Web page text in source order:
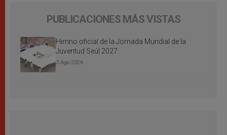
PUBLICACIONES MÁS VISTAS
Himno oficial de la Jornada Mundial de la
Juventud Seúl 2027
3 Ago 2026